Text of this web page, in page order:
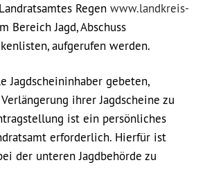
Regen www.landkreis-
Bereich Jagd, Abschuss
aufgerufen werden.
Jagdscheininhaber gebeten,
ihrer Jagdscheine zu
ist ein persönliches
erforderlich. Hierfür ist
der unteren Jagdbehörde zu